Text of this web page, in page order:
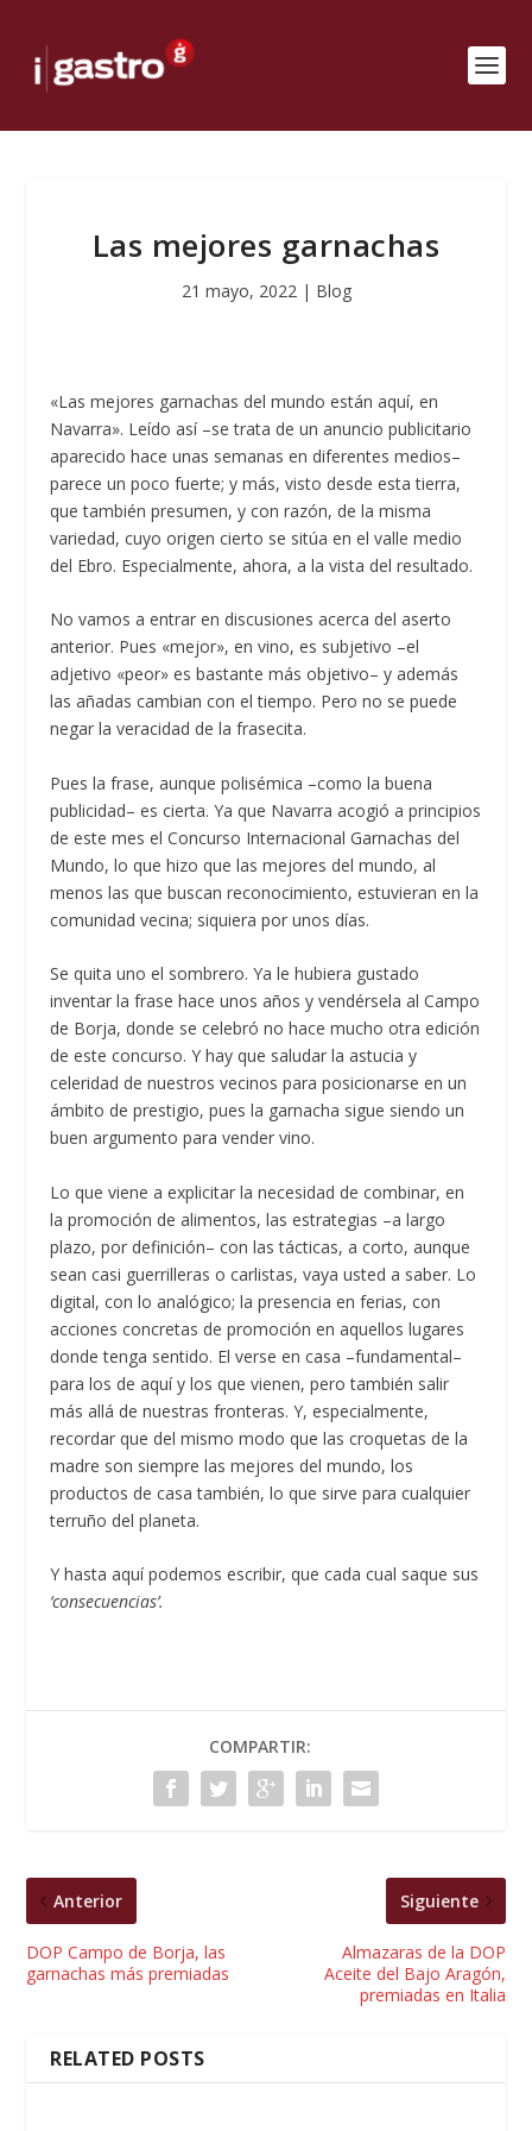
Las mejores garnachas
21 mayo, 2022| Blog
«Las mejores garnachas del mundo están aquí, en
Navarra». Leído así –se trata de un anuncio publicitario
aparecido hace unas semanas en diferentes medios–
parece un poco fuerte; y más, visto desde esta tierra,
que también presumen, y con razón, de la misma
variedad, cuyo origen cierto se sitúa en el valle medio
del Ebro. Especialmente, ahora, a la vista del resultado.
No vamos a entrar en discusiones acerca del aserto
anterior. Pues «mejor», en vino, es subjetivo –el
adjetivo «peor» es bastante más objetivo– y además
las añadas cambian con el tiempo. Pero no se puede
negar la veracidad de la frasecita.
Pues la frase, aunque polisémica –como la buena
publicidad– es cierta. Ya que Navarra acogió a principios
de este mes el Concurso Internacional Garnachas del
Mundo, lo que hizo que las mejores del mundo, al
menos las que buscan reconocimiento, estuvieran en la
comunidad vecina; siquiera por unos días.
Se quita uno el sombrero. Ya le hubiera gustado
inventar la frase hace unos años y vendérsela al Campo
de Borja, donde se celebró no hace mucho otra edición
de este concurso. Y hay que saludar la astucia y
celeridad de nuestros vecinos para posicionarse en un
ámbito de prestigio, pues la garnacha sigue siendo un
buen argumento para vender vino.
Lo que viene a explicitar la necesidad de combinar, en
la promoción de alimentos, las estrategias –a largo
plazo, por definición– con las tácticas, a corto, aunque
sean casi guerrilleras o carlistas, vaya usted a saber. Lo
digital, con lo analógico; la presencia en ferias, con
acciones concretas de promoción en aquellos lugares
donde tenga sentido. El verse en casa –fundamental–
para los de aquí y los que vienen, pero también salir
más allá de nuestras fronteras. Y, especialmente,
recordar que del mismo modo que las croquetas de la
madre son siempre las mejores del mundo, los
productos de casa también, lo que sirve para cualquier
terruño del planeta.
Y hasta aquí podemos escribir, que cada cual saque sus
‘consecuencias’.
COMPARTIR:
Anterior
DOP Campo de Borja, las
garnachas más premiadas
Siguiente
Almazaras de la DOP
Aceite del Bajo Aragón,
premiadas en Italia
RELATED POSTS